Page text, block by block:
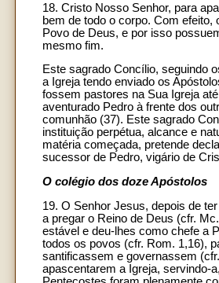
18. Cristo Nosso Senhor, para
bem de todo o corpo. Com
Povo de Deus, e por isso
mesmo fim.
Este sagrado Concílio, seguindo
a Igreja tendo enviado os
fossem pastores na Sua Igreja
aventurado Pedro à frente dos
comunhão (37). Este sagrado
instituição perpétua, alcance e
matéria começada, pretende
sucessor de Pedro, vigário de
O colégio dos doze Apóstolos
19. O Senhor Jesus, depois de
a pregar o Reino de Deus (cfr.
estável e deu-lhes como chefe a
todos os povos (cfr. Rom. 1,16),
santificassem e governassem
apascentarem a Igreja, servindo-